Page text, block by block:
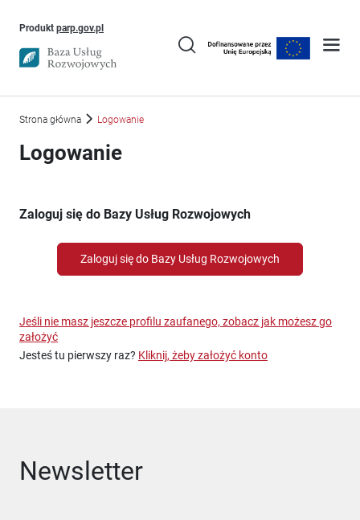
Produkt parp.gov.plUwaga, link otworzy się w nowym oknie
Strona główna Logowanie
Logowanie
Zaloguj się do Bazy Usług Rozwojowych
Zaloguj się do Bazy Usług Rozwojowych
Jeśli nie masz jeszcze profilu zaufanego, zobacz jak możesz go
założyć
Jesteś tu pierwszy raz? Kliknij, żeby założyć konto
Newsletter